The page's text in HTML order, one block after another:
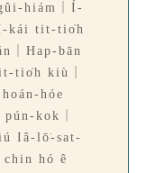
hiám｜Í-
kái tit-tio̍h
｜Hap-bān
tio̍h kiù｜
hóe
kok｜
Iâ-lō͘-sat-
hó ê